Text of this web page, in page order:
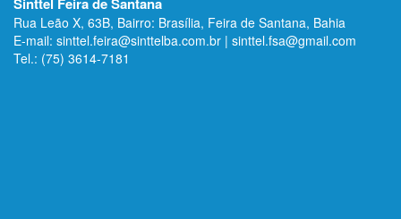
Rua Leão X, 63B, Bairro: Brasília, Feira de Santana, Bahia
E-mail: sinttel.feira@sinttelba.com.br | sinttel.fsa@gmail.com
Tel.: (75) 3614-7181